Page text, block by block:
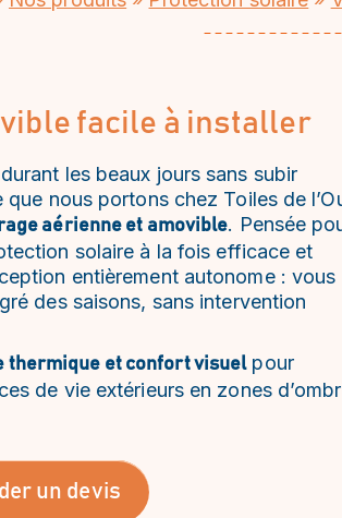
facile à installer
les beaux jours sans subir
nous portons chez Toiles de
aérienne et amovible. Pensée
solaire à la fois efficace et
entièrement autonome : vous
des saisons, sans intervention
thermique et confort visuelpour
de vie extérieurs en zones
un devis